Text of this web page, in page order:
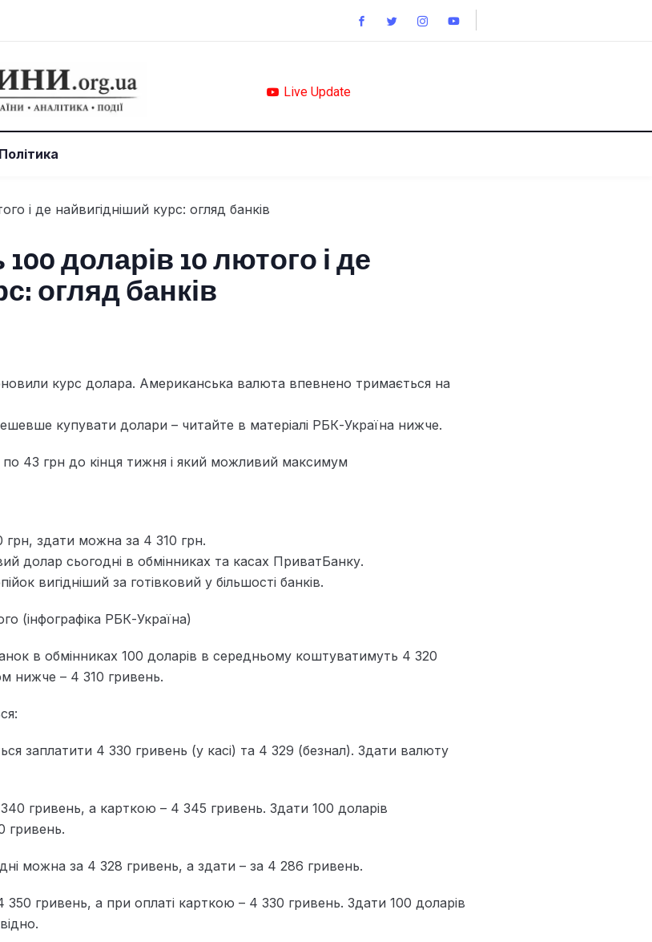
Live Update
Політика
доларів 10 лютого і де
огляд банків
курс долара. Американська валюта впевнено тримається на
купувати долари – читайте в матеріалі РБК-Україна нижче.
43 грн до кінця тижня і який можливий максимум
грн, здати можна за 4 310 грн.
долар сьогодні в обмінниках та касах ПриватБанку.
вигідніший за готівковий у більшості банків.
(інфографіка РБК-Україна)
в обмінниках 100 доларів в середньому коштуватимуть 4 320
нижче – 4 310 гривень.
заплатити 4 330 гривень (у касі) та 4 329 (безнал). Здати валюту
гривень, а карткою – 4 345 гривень. Здати 100 доларів
гривень.
можна за 4 328 гривень, а здати – за 4 286 гривень.
гривень, а при оплаті карткою – 4 330 гривень. Здати 100 доларів